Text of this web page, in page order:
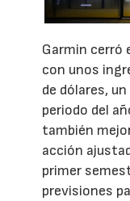
Garmin cerró
con unos
de dólares,
periodo del
también
acción
primer
previsiones